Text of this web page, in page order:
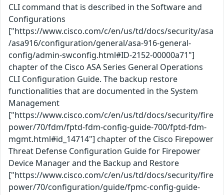
CLI command that is described in the Software and
Configurations
["https://www.cisco.com/c/en/us/td/docs/security/asa
/asa916/configuration/general/asa-916-general-
config/admin-swconfig.html#ID-2152-00000a71"]
chapter of the Cisco ASA Series General Operations
CLI Configuration Guide. The backup restore
functionalities that are documented in the System
Management
["https://www.cisco.com/c/en/us/td/docs/security/fire
power/70/fdm/fptd-fdm-config-guide-700/fptd-fdm-
mgmt.html#id_14714"] chapter of the Cisco Firepower
Threat Defense Configuration Guide for Firepower
Device Manager and the Backup and Restore
["https://www.cisco.com/c/en/us/td/docs/security/fire
power/70/configuration/guide/fpmc-config-guide-